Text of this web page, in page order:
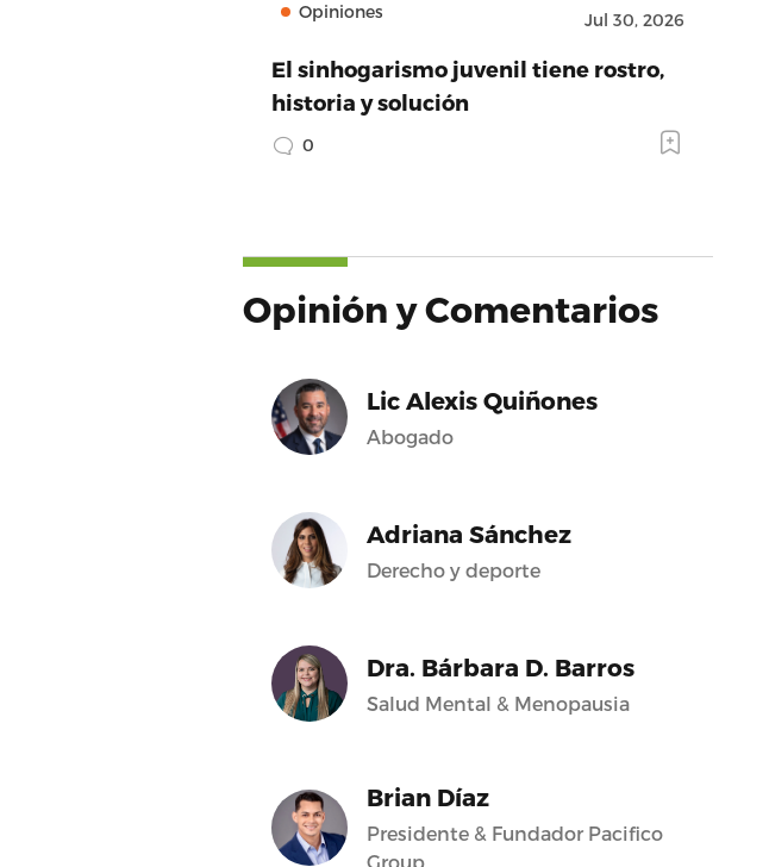
Opiniones Jul 30, 2026
El sinhogarismo juvenil tiene rostro,
historia y solución
0
Opinión y Comentarios
Lic Alexis Quiñones
Abogado
Adriana Sánchez
Derecho y deporte
Dra. Bárbara D. Barros
Salud Mental & Menopausia
Brian Díaz
Presidente & Fundador Pacifico
Group